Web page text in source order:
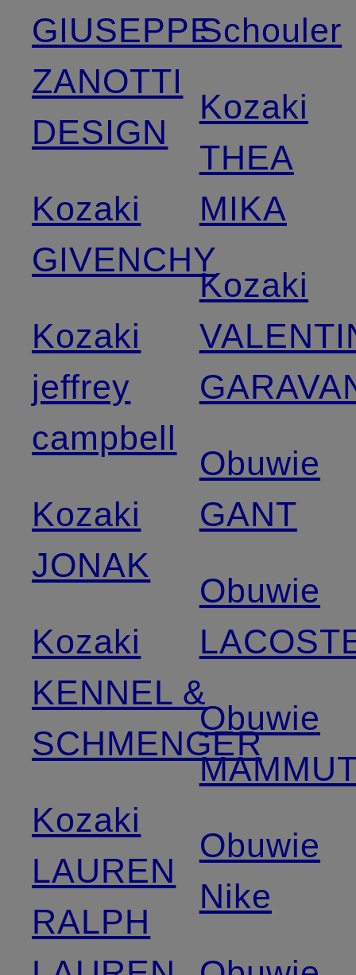
GIUSEPPE
ZANOTTI
DESIGN
Kozaki
GIVENCHY
Kozaki
jeffrey
campbell
Kozaki
JONAK
Kozaki
KENNEL &
SCHMENGER
Kozaki
LAUREN
RALPH
Schouler
Kozaki
THEA
MIKA
Kozaki
Obuwie
GANT
Obuwie
Obuwie
Obuwie
Nike